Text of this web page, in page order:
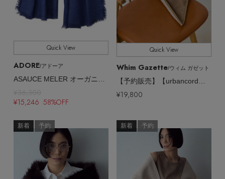
Quick View
ADORE/アドーア
¥36,300
¥15,246 58%OFF
Quick View
Whim Gazette/ウィム ガゼット
¥19,800
新着 予約 新着 予約